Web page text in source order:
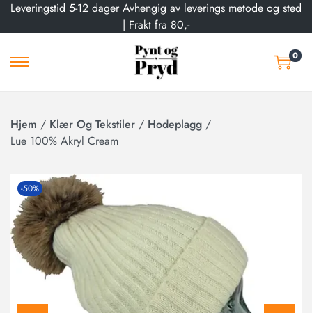
Leveringstid 5-12 dager Avhengig av leverings metode og sted
| Frakt fra 80,-
0
Hjem / Klær Og Tekstiler / Hodeplagg /
Lue 100% Akryl Cream
-50%